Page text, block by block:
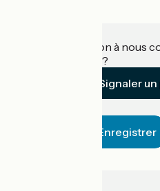
Une information à nous
établissement ?
Signaler
Enregistrer